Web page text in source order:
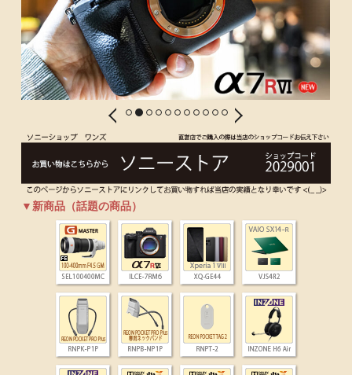
▼ 新商品（話題の商品）